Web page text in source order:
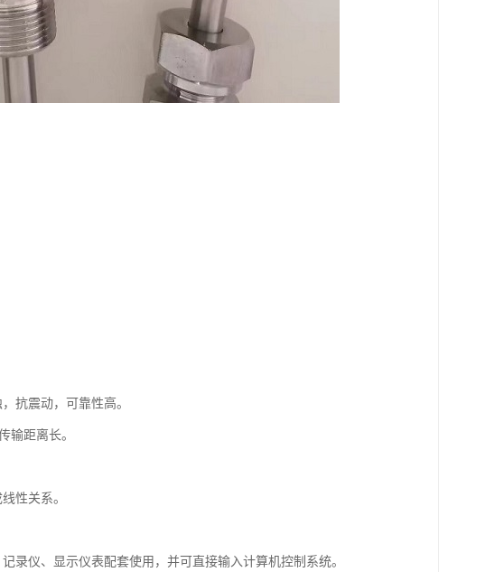
抗震动，可靠性高。
输距离长。
性关系。
录仪、显示仪表配套使用，并可直接输入计算机控制系统。